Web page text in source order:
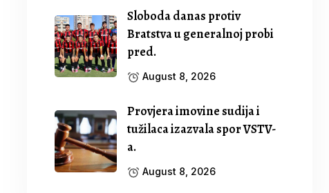
Sloboda danas protiv
Bratstva u generalnoj probi
pred.
August 8, 2026
Provjera imovine sudija i
tužilaca izazvala spor VSTV-
a.
August 8, 2026